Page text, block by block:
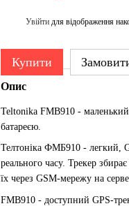
Увійти для відображення
Купити
Опис
Teltonika FMB910 -
батареєю.
Телтоніка ФМБ910 - легкий,
реального часу. Трекер
їх через GSM-мережу на
FMB910 - доступний GPS-